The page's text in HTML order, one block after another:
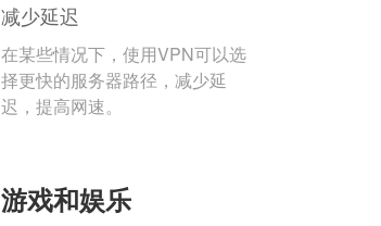
减少延迟
在某些情况下，使用VPN可以选
择更快的服务器路径，减少延
迟，提高网速。
游戏和娱乐